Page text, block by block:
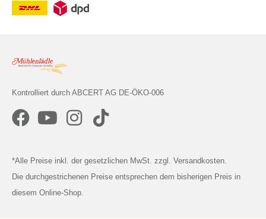
Kontrolliert durch ABCERT AG DE-ÖKO-006
*Alle Preise inkl. der gesetzlichen MwSt. zzgl. Versandkosten.
Die durchgestrichenen Preise entsprechen dem bisherigen Preis in
diesem Online-Shop.